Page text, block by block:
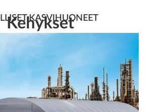
KASVIHUONEET
Kehykset